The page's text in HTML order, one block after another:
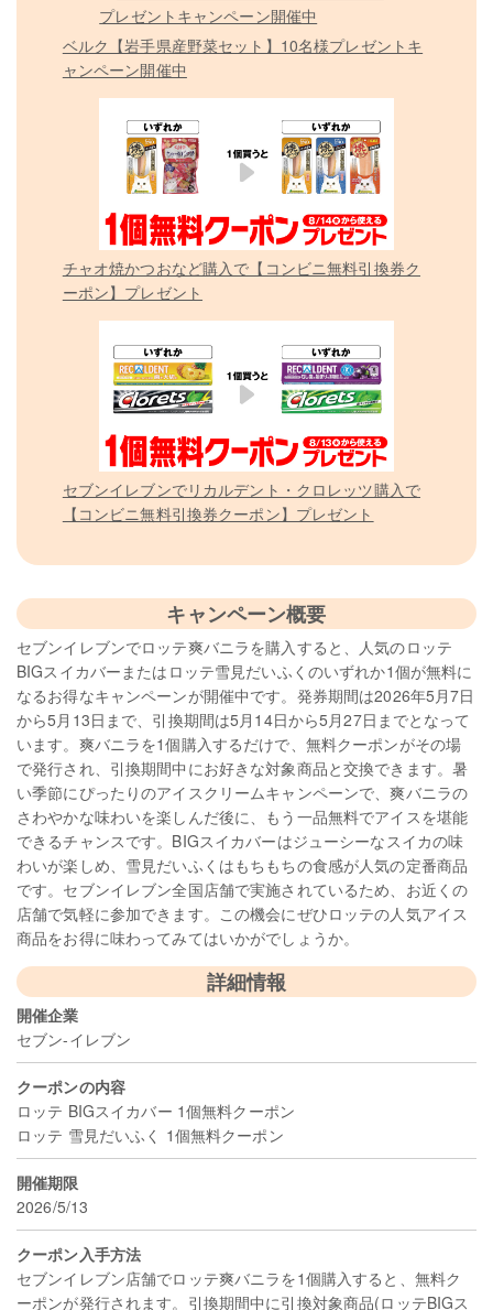
ベルク【岩手県産野菜セット】10名様プレゼントキ
ャンペーン開催中
チャオ焼かつおなど購入で【コンビニ無料引換券ク
ーポン】プレゼント
セブンイレブンでリカルデント・クロレッツ購入で
【コンビニ無料引換券クーポン】プレゼント
キャンペーン概要
セブンイレブンでロッテ爽バニラを購入すると、人気のロッテ
BIGスイカバーまたはロッテ雪見だいふくのいずれか1個が無料に
なるお得なキャンペーンが開催中です。発券期間は2026年5月7日
から5月13日まで、引換期間は5月14日から5月27日までとなって
います。爽バニラを1個購入するだけで、無料クーポンがその場
で発行され、引換期間中にお好きな対象商品と交換できます。暑
い季節にぴったりのアイスクリームキャンペーンで、爽バニラの
さわやかな味わいを楽しんだ後に、もう一品無料でアイスを堪能
できるチャンスです。BIGスイカバーはジューシーなスイカの味
わいが楽しめ、雪見だいふくはもちもちの食感が人気の定番商品
です。セブンイレブン全国店舗で実施されているため、お近くの
店舗で気軽に参加できます。この機会にぜひロッテの人気アイス
商品をお得に味わってみてはいかがでしょうか。
詳細情報
開催企業
セブン-イレブン
クーポンの内容
ロッテ BIGスイカバー 1個無料クーポン
ロッテ 雪見だいふく 1個無料クーポン
開催期限
2026/5/13
クーポン入手方法
セブンイレブン店舗でロッテ爽バニラを1個購入すると、無料ク
ーポンが発行されます。引換期間中に引換対象商品(ロッテBIGス